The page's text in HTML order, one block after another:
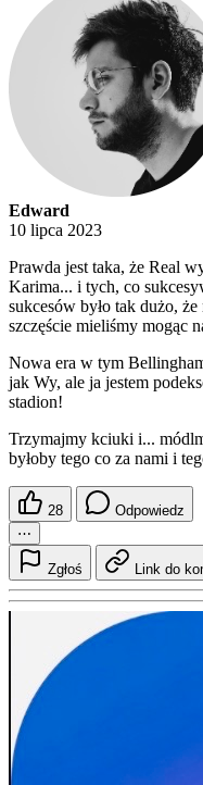
Edward
10 lipca 2023
Prawda jest taka, że Real
Karima... i tych, co
sukcesów było tak dużo,
szczęście mieliśmy mogąc
Nowa era w tym
jak Wy, ale ja jestem
stadion!
Trzymajmy kciuki i...
byłoby tego co za nami i
28
Odpowiedz
⋯
Zgłoś Link do